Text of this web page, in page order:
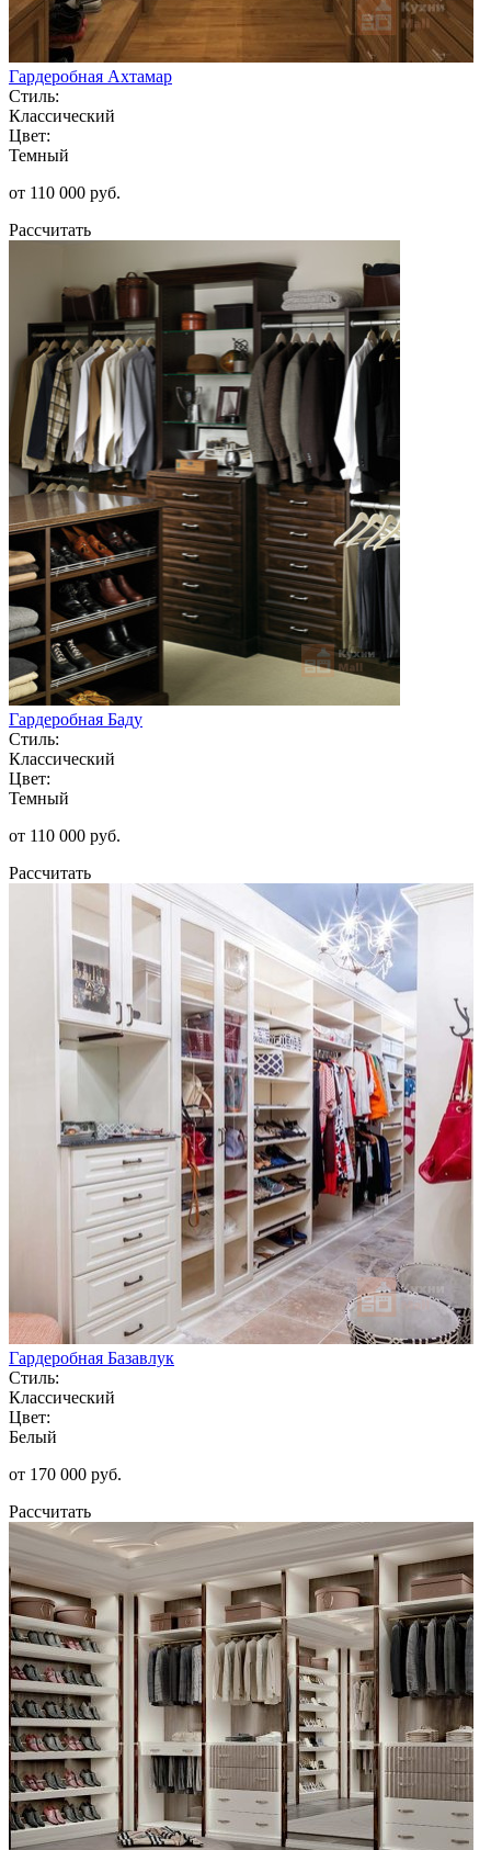
Гардеробная Ахтамар
Стиль:
Классический
Цвет:
Темный
от 110 000 руб.
Рассчитать
Гардеробная Баду
Стиль:
Классический
Цвет:
Темный
от 110 000 руб.
Рассчитать
Гардеробная Базавлук
Стиль:
Классический
Цвет:
Белый
от 170 000 руб.
Рассчитать